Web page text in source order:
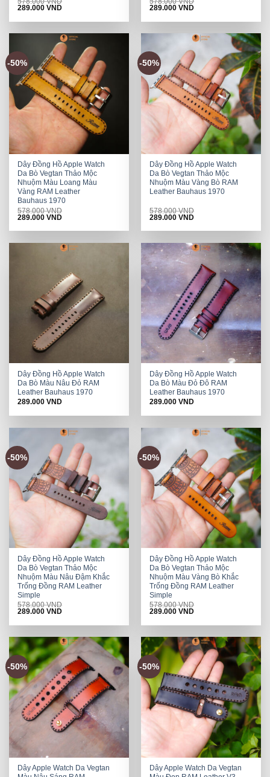
Original
was:
289.000VNDCurrent
is:
Original
was:
289.000VNDCurrent
is:
-50%
Dây Đồng Hồ Apple Watch
Da Bò Vegtan Thảo Mộc
Nhuộm Màu Loang Màu
Vàng RAM Leather
Bauhaus 1970
578.000VND
Original
was:
289.000VNDCurrent
is:
-50%
Dây Đồng Hồ Apple Watch
Da Bò Vegtan Thảo Mộc
Nhuộm Màu Vàng Bò RAM
Leather Bauhaus 1970
578.000VND
Original
was:
289.000VNDCurrent
is:
Dây Đồng Hồ Apple Watch
Da Bò Màu Nâu Đỏ RAM
Leather Bauhaus 1970
289.000VND
Dây Đồng Hồ Apple Watch
Da Bò Màu Đỏ Đô RAM
Leather Bauhaus 1970
289.000VND
-50%
Dây Đồng Hồ Apple Watch
Da Bò Vegtan Thảo Mộc
Nhuộm Màu Nâu Đậm Khắc
Trống Đồng RAM Leather
Simple
578.000VND
Original
was:
289.000VNDCurrent
is:
-50%
Dây Đồng Hồ Apple Watch
Da Bò Vegtan Thảo Mộc
Nhuộm Màu Vàng Bò Khắc
Trống Đồng RAM Leather
Simple
578.000VND
Original
was:
289.000VNDCurrent
is:
-50%
Dây Apple Watch Da Vegtan
-50%
Dây Apple Watch Da Vegtan